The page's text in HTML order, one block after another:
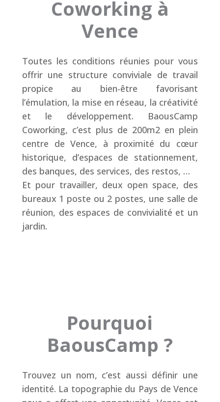
Coworking à
Vence
Toutes les conditions réunies pour vous
offrir une structure conviviale de travail
propice au bien-être favorisant
l’émulation, la mise en réseau, la créativité
et le développement. BaousCamp
Coworking, c’est plus de 200m2 en plein
centre de Vence, à proximité du cœur
historique, d’espaces de stationnement,
des banques, des services, des restos, …
Et pour travailler, deux open space, des
bureaux 1 poste ou 2 postes, une salle de
réunion, des espaces de convivialité et un
jardin.
Pourquoi
BaousCamp ?
Trouvez un nom, c’est aussi définir une
identité. La topographie du Pays de Vence